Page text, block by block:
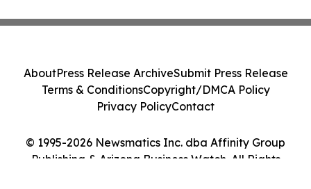
© 1995-2026 Newsmatics Inc. dba Affinity Group
Publishing & Arizona Business Watch. All Rights
AboutPress Release ArchiveSubmit Press Release
Terms & ConditionsCopyright/DMCA Policy
Privacy PolicyContact